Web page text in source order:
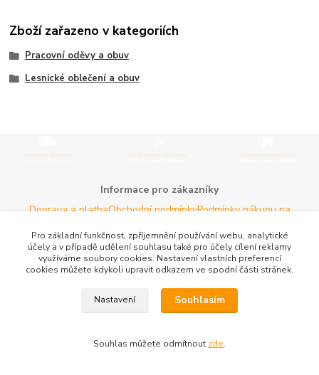
Zboží zařazeno v kategoriích
Pracovní oděvy a obuv
Lesnické oblečení a obuv
Informace pro zákazníky
Doprava a platbaObchodní podmínkyPodmínky nákupu na
Potřebujete poradit s výběrem?
Neváhejte nás kontaktovat.
Email:info@agroczechia.cz- kdykoliv
Užitečné informace
E-les.cz - Zahradní technika Stihl Konice Woodman.sk - Predaj
Formulář odstoupení o
Pro základní funkčnost, zpříjemnění používání webu, analytické
účely a v případě udělení souhlasu také pro účely cílení reklamy
využíváme soubory cookies. Nastavení vlastních preferencí
cookies můžete kdykoli upravit odkazem ve spodní části stránek.
Nastavení Souhlasím
Souhlas můžete odmítnout zde.